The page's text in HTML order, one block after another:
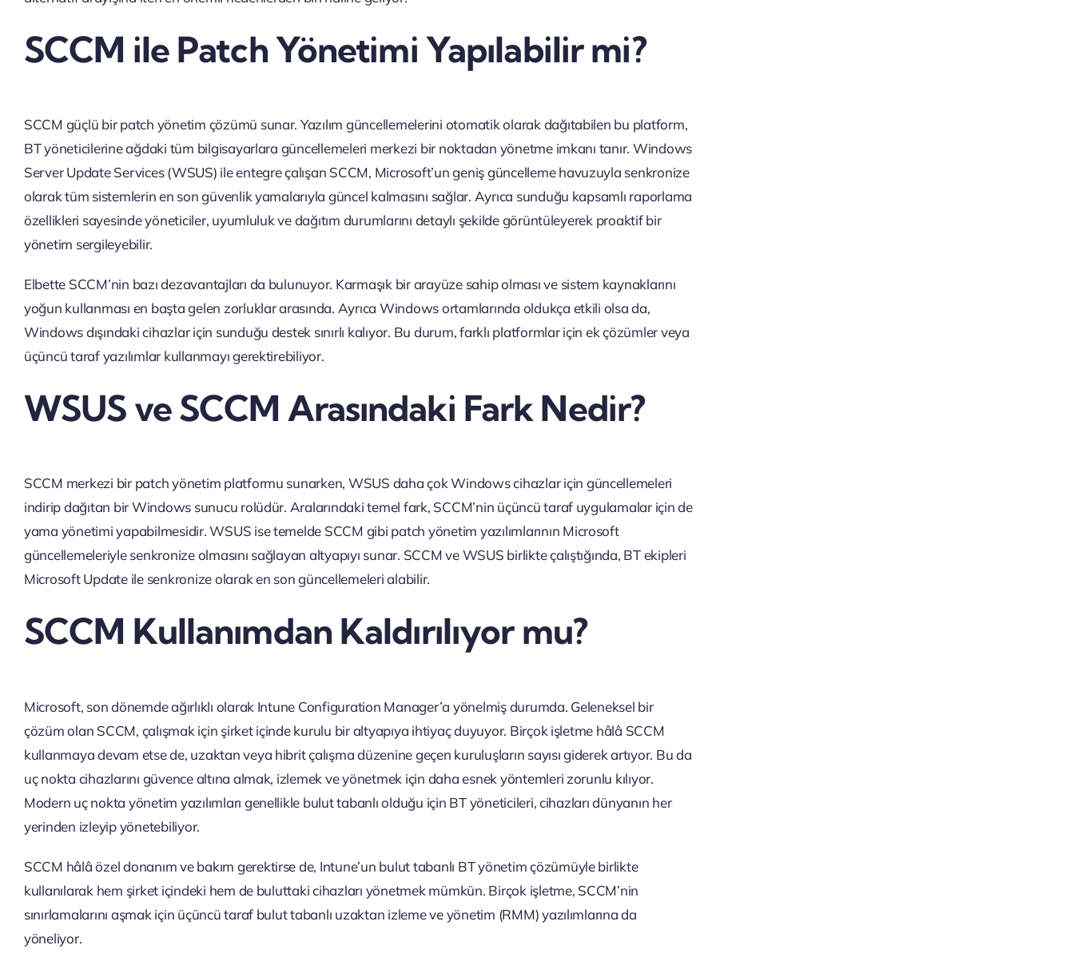
SCCM ile Patch Yönetimi Yapılabilir mi?
SCCM güçlü bir patch yönetim çözümü sunar. Yazılım güncellemelerini otomatik olarak dağıtabilen bu platform,
BT yöneticilerine ağdaki tüm bilgisayarlara güncellemeleri merkezi bir noktadan yönetme imkanı tanır. Windows
Server Update Services (WSUS) ile entegre çalışan SCCM, Microsoft’un geniş güncelleme havuzuyla senkronize
olarak tüm sistemlerin en son güvenlik yamalarıyla güncel kalmasını sağlar. Ayrıca sunduğu kapsamlı raporlama
özellikleri sayesinde yöneticiler, uyumluluk ve dağıtım durumlarını detaylı şekilde görüntüleyerek proaktif bir
yönetim sergileyebilir.
Elbette SCCM’nin bazı dezavantajları da bulunuyor. Karmaşık bir arayüze sahip olması ve sistem kaynaklarını
yoğun kullanması en başta gelen zorluklar arasında. Ayrıca Windows ortamlarında oldukça etkili olsa da,
Windows dışındaki cihazlar için sunduğu destek sınırlı kalıyor. Bu durum, farklı platformlar için ek çözümler veya
üçüncü taraf yazılımlar kullanmayı gerektirebiliyor.
WSUS ve SCCM Arasındaki Fark Nedir?
SCCM merkezi bir patch yönetim platformu sunarken, WSUS daha çok Windows cihazlar için güncellemeleri
indirip dağıtan bir Windows sunucu rolüdür. Aralarındaki temel fark, SCCM’nin üçüncü taraf uygulamalar için de
yama yönetimi yapabilmesidir. WSUS ise temelde SCCM gibi patch yönetim yazılımlarının Microsoft
güncellemeleriyle senkronize olmasını sağlayan altyapıyı sunar. SCCM ve WSUS birlikte çalıştığında, BT ekipleri
Microsoft Update ile senkronize olarak en son güncellemeleri alabilir.
SCCM Kullanımdan Kaldırılıyor mu?
Microsoft, son dönemde ağırlıklı olarak Intune Configuration Manager’a yönelmiş durumda. Geleneksel bir
çözüm olan SCCM, çalışmak için şirket içinde kurulu bir altyapıya ihtiyaç duyuyor. Birçok işletme hâlâ SCCM
kullanmaya devam etse de, uzaktan veya hibrit çalışma düzenine geçen kuruluşların sayısı giderek artıyor. Bu da
uç nokta cihazlarını güvence altına almak, izlemek ve yönetmek için daha esnek yöntemleri zorunlu kılıyor.
Modern uç nokta yönetim yazılımları genellikle bulut tabanlı olduğu için BT yöneticileri, cihazları dünyanın her
yerinden izleyip yönetebiliyor.
SCCM hâlâ özel donanım ve bakım gerektirse de, Intune’un bulut tabanlı BT yönetim çözümüyle birlikte
kullanılarak hem şirket içindeki hem de buluttaki cihazları yönetmek mümkün. Birçok işletme, SCCM’nin
sınırlamalarını aşmak için üçüncü taraf bulut tabanlı uzaktan izleme ve yönetim (RMM) yazılımlarına da
yöneliyor.